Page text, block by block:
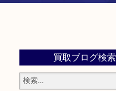
買取ブログ検索